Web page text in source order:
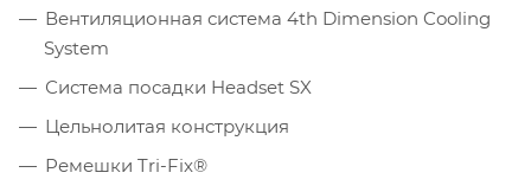
Вентиляционная система 4th Dimension Cooling
System
Система посадки Headset SX
Цельнолитая конструкция
Ремешки Tri-Fix®